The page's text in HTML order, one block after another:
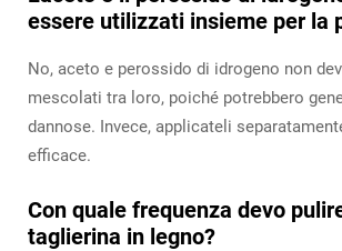
essere utilizzati insieme per la
No, aceto e perossido di idrogeno non
mescolati tra loro, poiché potrebbero
dannose. Invece, applicateli
efficace.
Con quale frequenza devo
taglierina in legno?